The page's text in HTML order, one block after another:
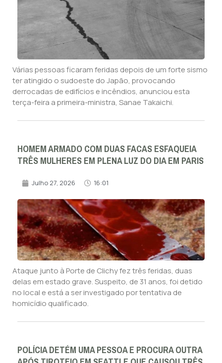
Várias pessoas ficaram feridas depois de um forte sismo
ter atingido o sudoeste do Japão, provocando
derrocadas de edifícios e incêndios, anunciou esta
terça-feira a primeira-ministra, Sanae Takaichi.
HOMEM ARMADO COM DUAS FACAS ESFAQUEIA
TRÊS MULHERES EM PLENA LUZ DO DIA EM PARIS
Julho 27, 2026 16:01
Ataque junto à Porte de Clichy fez três feridas, duas
delas em estado grave. Suspeito, de 31 anos, foi detido
no local e está a ser investigado por tentativa de
homicídio qualificado.
POLÍCIA DETÉM UMA PESSOA E PROCURA OUTRA